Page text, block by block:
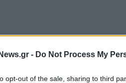
- Do Not Process My
opt-out of the sale, sharing to third